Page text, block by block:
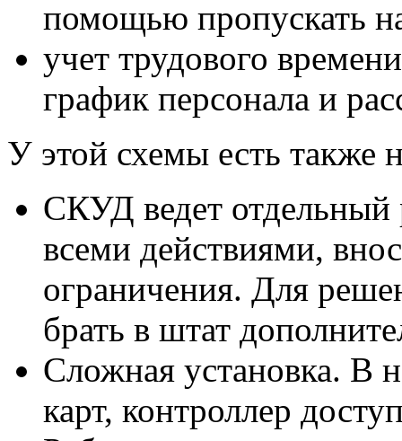
помощью пропускать
учет трудового
график персонала и
У этой схемы есть также
СКУД ведет отдельный
всеми действиями,
ограничения. Для
брать в штат
Сложная установка. В
карт, контроллер